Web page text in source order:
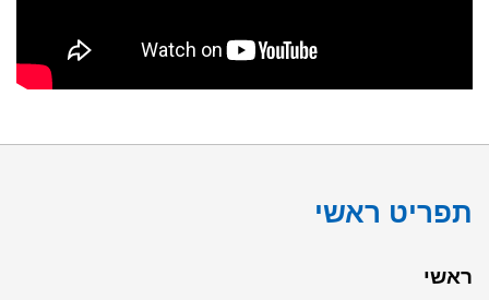
תפריט ראשי
ראשי